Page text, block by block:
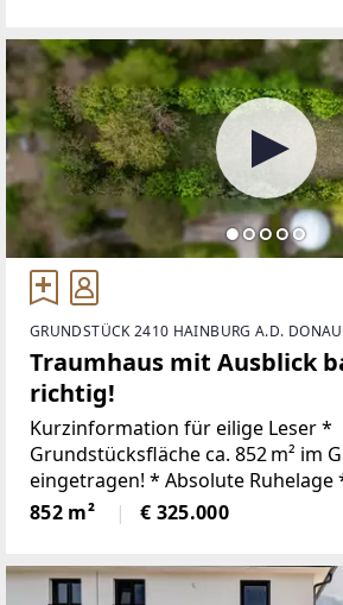
GRUNDSTÜCK 2410 HAINBURG A.D. DONAU
Traumhaus mit Ausblick
richtig!
Kurzinformation für eilige Leser *
Grundstücksfläche ca. 852 m² im
eingetragen! * Absolute Ruhelage * Bauland
Wohngebiet * Bauklasse 1,2 * 30%
852 m² € 325.000